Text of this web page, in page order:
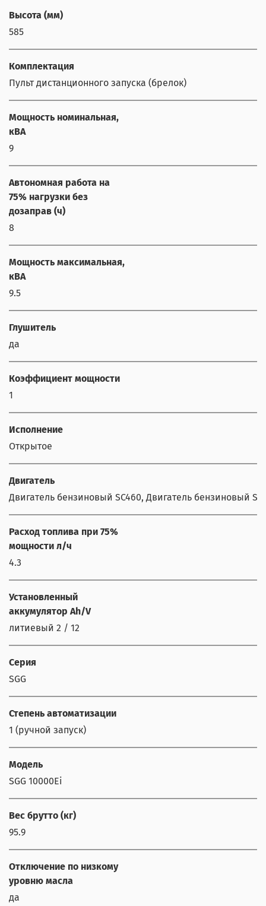
Высота (мм)
585
Комплектация
Пульт дистанционного запуска (брелок)
Мощность номинальная,
кВА
9
Автономная работа на
75% нагрузки без
дозаправ (ч)
8
Мощность максимальная,
кВА
9.5
Глушитель
да
Коэффициент мощности
1
Исполнение
Открытое
Двигатель
Двигатель бензиновый SC460, Двигатель бензиновый
Расход топлива при 75%
мощности л/ч
4.3
Установленный
аккумулятор Ah/V
литиевый 2 / 12
Серия
SGG
Степень автоматизации
1 (ручной запуск)
Модель
SGG 10000Ei
Вес брутто (кг)
95.9
Отключение по низкому
уровню масла
да